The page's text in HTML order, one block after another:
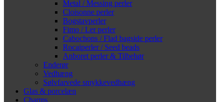
Metal / Messing perler
Cloisonne perler
Bogstavperler
Fimo / Ler perler
Cabochons / Flad bagside perler
Rocaiperler / Seed beads
Anboret perler & Tilbehør
Enderør
Vedhæng
Sølvfarvede smykkevedhæng
Glas & porcelæn
Charms